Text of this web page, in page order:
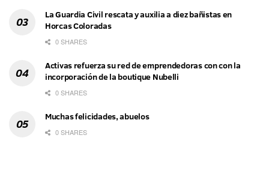
La Guardia Civil rescata y auxilia a diez bañistas en
Horcas Coloradas
0 SHARES
Activas refuerza su red de emprendedoras con con la
incorporación de la boutique Nubelli
0 SHARES
Muchas felicidades, abuelos
0 SHARES